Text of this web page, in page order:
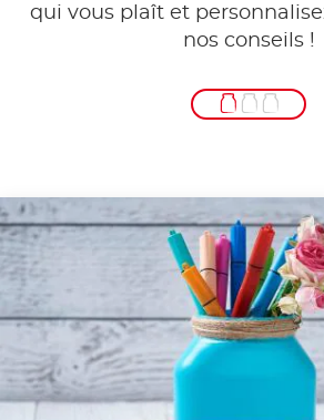
qui vous plaît et
nos conseils !